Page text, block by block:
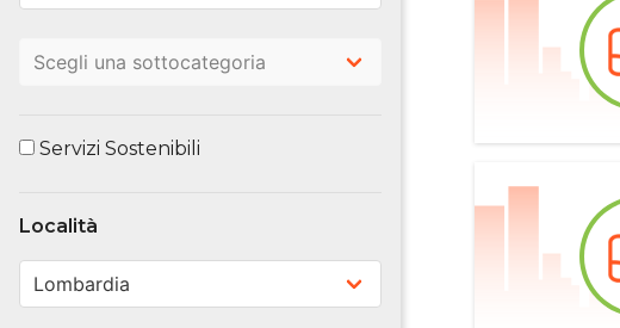
Servizi Sostenibili
Località